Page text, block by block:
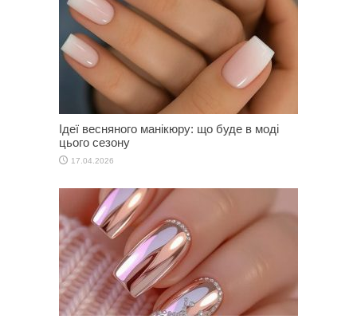
Ідеї весняного манікюру: що буде в моді
цього сезону
17.04.2026